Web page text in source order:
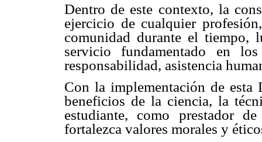
Dentro de este contexto, la
ejercicio de cualquier
comunidad durante el tiempo,
servicio fundamentado en
responsabilidad, asistencia
Con la implementación de esta
beneficios de la ciencia, la
estudiante, como prestador
fortalezca valores morales y